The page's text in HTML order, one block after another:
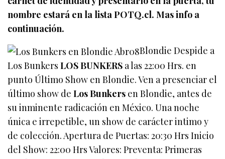
nombre estará en la lista POTQ.cl. Mas info a
continuación.
Blondie Despide a
Los BunkersLOS BUNKERS a las 22:00 Hrs. en
punto Último Show en Blondie. Ven a presenciar el
último show deLos Bunkers en Blondie, antes de
su inminente radicación en México. Una noche
única e irrepetible, un show de carácter intimo y
de colección. Apertura de Puertas: 20:30 Hrs Inicio
del Show: 22:00 Hrs Valores: Preventa: Primeras